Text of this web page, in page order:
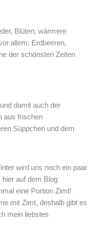
Blüten, wärmere
allem: Erdbeeren,
der schönsten Zeiten
damit auch der
aus frischen
Süppchen und dem
wird uns noch ein paar
auf dem Blog
eine Portion Zimt!
mit Zimt, deshalb gibt es
mein liebstes